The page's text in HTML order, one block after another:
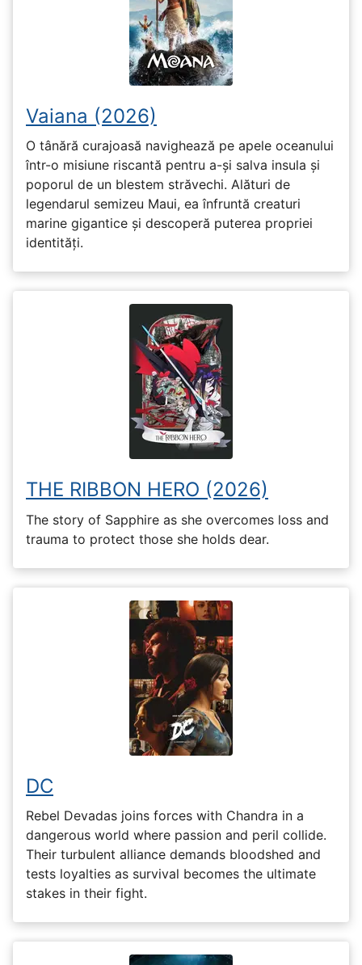
Vaiana (2026)
O tânără curajoasă navighează pe apele oceanului
într-o misiune riscantă pentru a-și salva insula și
poporul de un blestem străvechi. Alături de
legendarul semizeu Maui, ea înfruntă creaturi
marine gigantice și descoperă puterea propriei
identități.
THE RIBBON HERO (2026)
The story of Sapphire as she overcomes loss and
trauma to protect those she holds dear.
DC
Rebel Devadas joins forces with Chandra in a
dangerous world where passion and peril collide.
Their turbulent alliance demands bloodshed and
tests loyalties as survival becomes the ultimate
stakes in their fight.